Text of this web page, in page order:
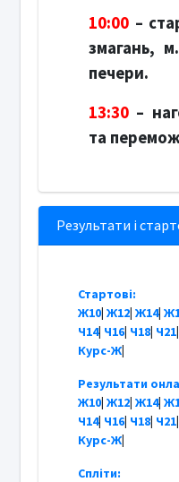
10:00 –
змагань,
печери.
13:30 –
та
Результати і
Стартові:
Ж10| Ж12| Ж14|
Ч14| Ч16| Ч18| Ч21|
Курс-Ж|
Результати
Ж10| Ж12| Ж14|
Ч14| Ч16| Ч18| Ч21|
Курс-Ж|
Спліти: